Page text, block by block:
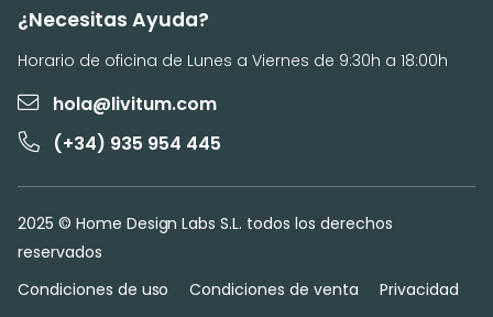
¿Necesitas Ayuda?
Horario de oficina de Lunes a Viernes de 9:30h a 18:00h
hola@livitum.com
(+34) 935 954 445
2025 © Home Design Labs S.L. todos los derechos
reservados
Condiciones de uso
Condiciones de venta
Privacidad